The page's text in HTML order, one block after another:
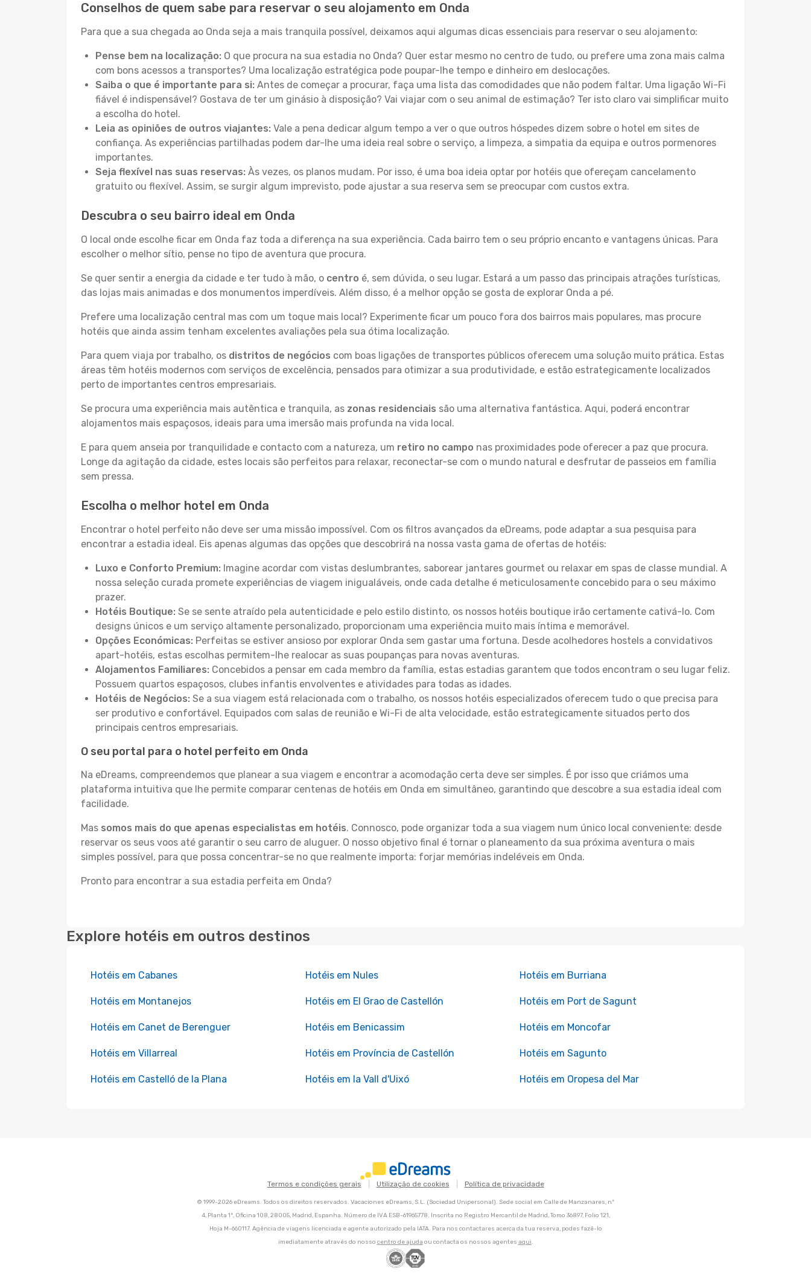
Conselhos de quem sabe para reservar o seu alojamento em Onda
Para que a sua chegada ao Onda seja a mais tranquila possível, deixamos aqui algumas dicas essenciais para reservar o seu alojamento:
Pense bem na localização: O que procura na sua estadia no Onda? Quer estar mesmo no centro de tudo, ou prefere uma zona mais calma
com bons acessos a transportes? Uma localização estratégica pode poupar-lhe tempo e dinheiro em deslocações.
Saiba o que é importante para si: Antes de começar a procurar, faça uma lista das comodidades que não podem faltar. Uma ligação Wi-Fi
fiável é indispensável? Gostava de ter um ginásio à disposição? Vai viajar com o seu animal de estimação? Ter isto claro vai simplificar muito
a escolha do hotel.
Leia as opiniões de outros viajantes: Vale a pena dedicar algum tempo a ver o que outros hóspedes dizem sobre o hotel em sites de
confiança. As experiências partilhadas podem dar-lhe uma ideia real sobre o serviço, a limpeza, a simpatia da equipa e outros pormenores
importantes.
Seja flexível nas suas reservas: Às vezes, os planos mudam. Por isso, é uma boa ideia optar por hotéis que ofereçam cancelamento
gratuito ou flexível. Assim, se surgir algum imprevisto, pode ajustar a sua reserva sem se preocupar com custos extra.
Descubra o seu bairro ideal em Onda
O local onde escolhe ficar em Onda faz toda a diferença na sua experiência. Cada bairro tem o seu próprio encanto e vantagens únicas. Para
escolher o melhor sítio, pense no tipo de aventura que procura.
Se quer sentir a energia da cidade e ter tudo à mão, o centro é, sem dúvida, o seu lugar. Estará a um passo das principais atrações turísticas,
das lojas mais animadas e dos monumentos imperdíveis. Além disso, é a melhor opção se gosta de explorar Onda a pé.
Prefere uma localização central mas com um toque mais local? Experimente ficar um pouco fora dos bairros mais populares, mas procure
hotéis que ainda assim tenham excelentes avaliações pela sua ótima localização.
Para quem viaja por trabalho, os distritos de negócios com boas ligações de transportes públicos oferecem uma solução muito prática. Estas
áreas têm hotéis modernos com serviços de excelência, pensados para otimizar a sua produtividade, e estão estrategicamente localizados
perto de importantes centros empresariais.
Se procura uma experiência mais autêntica e tranquila, as zonas residenciais são uma alternativa fantástica. Aqui, poderá encontrar
alojamentos mais espaçosos, ideais para uma imersão mais profunda na vida local.
E para quem anseia por tranquilidade e contacto com a natureza, um retiro no campo nas proximidades pode oferecer a paz que procura.
Longe da agitação da cidade, estes locais são perfeitos para relaxar, reconectar-se com o mundo natural e desfrutar de passeios em família
sem pressa.
Escolha o melhor hotel em Onda
Encontrar o hotel perfeito não deve ser uma missão impossível. Com os filtros avançados da eDreams, pode adaptar a sua pesquisa para
encontrar a estadia ideal. Eis apenas algumas das opções que descobrirá na nossa vasta gama de ofertas de hotéis:
Luxo e Conforto Premium: Imagine acordar com vistas deslumbrantes, saborear jantares gourmet ou relaxar em spas de classe mundial. A
nossa seleção curada promete experiências de viagem inigualáveis, onde cada detalhe é meticulosamente concebido para o seu máximo
prazer.
Hotéis Boutique: Se se sente atraído pela autenticidade e pelo estilo distinto, os nossos hotéis boutique irão certamente cativá-lo. Com
designs únicos e um serviço altamente personalizado, proporcionam uma experiência muito mais íntima e memorável.
Opções Económicas: Perfeitas se estiver ansioso por explorar Onda sem gastar uma fortuna. Desde acolhedores hostels a convidativos
apart-hotéis, estas escolhas permitem-lhe realocar as suas poupanças para novas aventuras.
Alojamentos Familiares: Concebidos a pensar em cada membro da família, estas estadias garantem que todos encontram o seu lugar feliz.
Possuem quartos espaçosos, clubes infantis envolventes e atividades para todas as idades.
Hotéis de Negócios: Se a sua viagem está relacionada com o trabalho, os nossos hotéis especializados oferecem tudo o que precisa para
ser produtivo e confortável. Equipados com salas de reunião e Wi-Fi de alta velocidade, estão estrategicamente situados perto dos
principais centros empresariais.
O seu portal para o hotel perfeito em Onda
Na eDreams, compreendemos que planear a sua viagem e encontrar a acomodação certa deve ser simples. É por isso que criámos uma
plataforma intuitiva que lhe permite comparar centenas de hotéis em Onda em simultâneo, garantindo que descobre a sua estadia ideal com
facilidade.
Mas somos mais do que apenas especialistas em hotéis. Connosco, pode organizar toda a sua viagem num único local conveniente: desde
reservar os seus voos até garantir o seu carro de aluguer. O nosso objetivo final é tornar o planeamento da sua próxima aventura o mais
simples possível, para que possa concentrar-se no que realmente importa: forjar memórias indeléveis em Onda.
Pronto para encontrar a sua estadia perfeita em Onda?
Explore hotéis em outros destinos
Hotéis em Cabanes Hotéis em Nules Hotéis em Burriana
Hotéis em Montanejos Hotéis em El Grao de Castellón Hotéis em Port de Sagunt
Hotéis em Canet de Berenguer Hotéis em Benicassim Hotéis em Moncofar
Hotéis em Villarreal Hotéis em Província de Castellón Hotéis em Sagunto
Hotéis em Castelló de la Plana Hotéis em la Vall d'Uixó Hotéis em Oropesa del Mar
Termos e condições gerais Utilização de cookies Política de privacidade
© 1999-2026 eDreams. Todos os direitos reservados. Vacaciones eDreams, S.L. (Sociedad Unipersonal). Sede social em Calle de Manzanares, nº
4, Planta 1ª, Oficina 108, 28005, Madrid, Espanha. Número de IVA ESB-61965778. Inscrita no Registro Mercantil de Madrid, Tomo 36897, Folio 121,
Hoja M-660117. Agência de viagens licenciada e agente autorizado pela IATA. Para nos contactares acerca da tua reserva, podes fazê-lo
imediatamente através do nosso centro de ajuda ou contacta os nossos agentes aqui.